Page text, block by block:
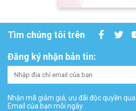
Tìm chúng tôi trên
Đăng ký nhận bản tin:
Nhận mã giảm giá, ưu đãi độc quyền qua
Email của bạn mỗi ngày.